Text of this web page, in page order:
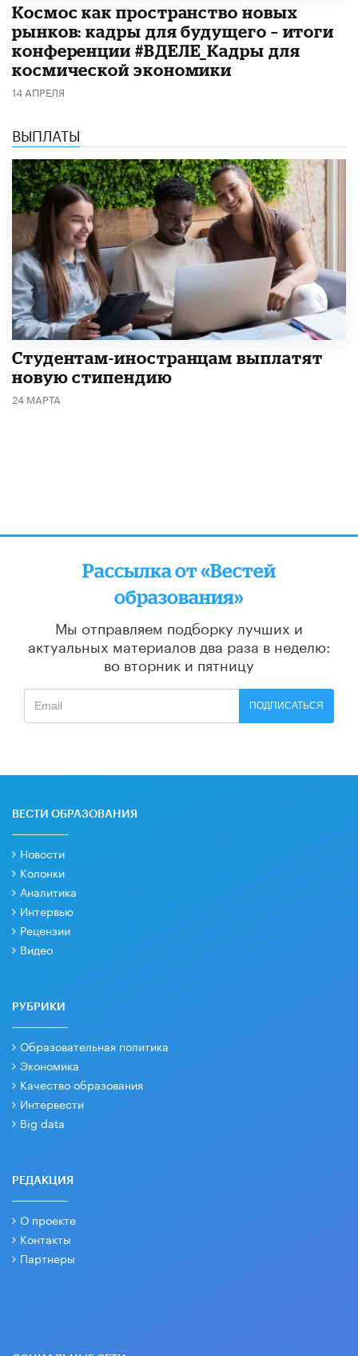
Космос как пространство новых
рынков: кадры для будущего – итоги
конференции #ВДЕЛЕ_Кадры для
космической экономики
14 АПРЕЛЯ
ВЫПЛАТЫ
Студентам-иностранцам выплатят
новую стипендию
24 МАРТА
Рассылка от «Вестей
образования»
Мы отправляем подборку лучших и
актуальных материалов два раза в неделю:
во вторник и пятницу
ПОДПИСАТЬСЯ
ВЕСТИ ОБРАЗОВАНИЯ
Новости
Колонки
Аналитика
Интервью
Рецензии
Видео
РУБРИКИ
Образовательная политика
Экономика
Качество образования
Интервести
Big data
РЕДАКЦИЯ
О проекте
Контакты
Партнеры